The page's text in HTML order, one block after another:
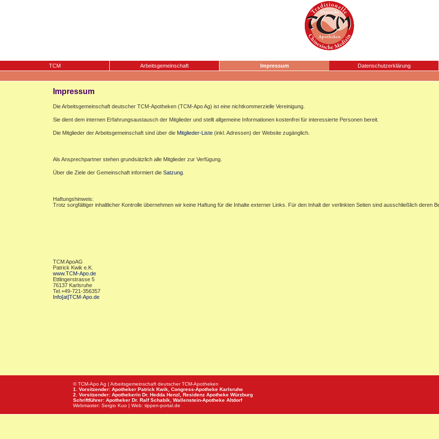
TCM Arbeitsgemeinschaft Impressum Datenschutzerklärung
Impressum
Die Arbeitsgemeinschaft deutscher TCM-Apotheken (TCM-Apo Ag) ist eine nichtkommerzielle Vereinigung.
Sie dient dem internen Erfahrungsaustausch der Mitglieder und stellt allgemeine Informationen kostenfrei für interessierte Personen bereit.
Die Mitglieder der Arbeitsgemeinschaft sind über die Mitglieder-Liste (inkl. Adressen) der Website zugänglich.
Als Ansprechpartner stehen grundsätzlich alle Mitglieder zur Verfügung.
Über die Ziele der Gemeinschaft informiert die Satzung
Haftungshinweis:
Trotz sorgfältiger inhaltlicher Kontrolle übernehmen wir keine Haftung für die Inhalte externer Links. Für den Inhalt der verlinkten Seiten sind ausschließlich deren
TCM ApoAG
Patrick Kwik e.K.
www.TCM-Apo.de
Ettlingerstrasse 5
76137 Karlsruhe
Tel.+49-721-356357
Info[at]TCM-Apo.de
© TCM-Apo Ag | Arbeitsgemeinschaft deutscher TCM-Apotheken
1. Vorsitzender: Apotheker Patrick Kwik, Congress-Apotheke Karlsruhe
2. Vorsitzender: Apothekerin Dr. Hedda Henzl, Residenz Apotheke Würzburg
Schriftführer: Apotheker Dr. Ralf Schabik, Wallenstein-Apotheke Altdorf
Webmaster: Sergio Kuo | Web: tippen-portal.de